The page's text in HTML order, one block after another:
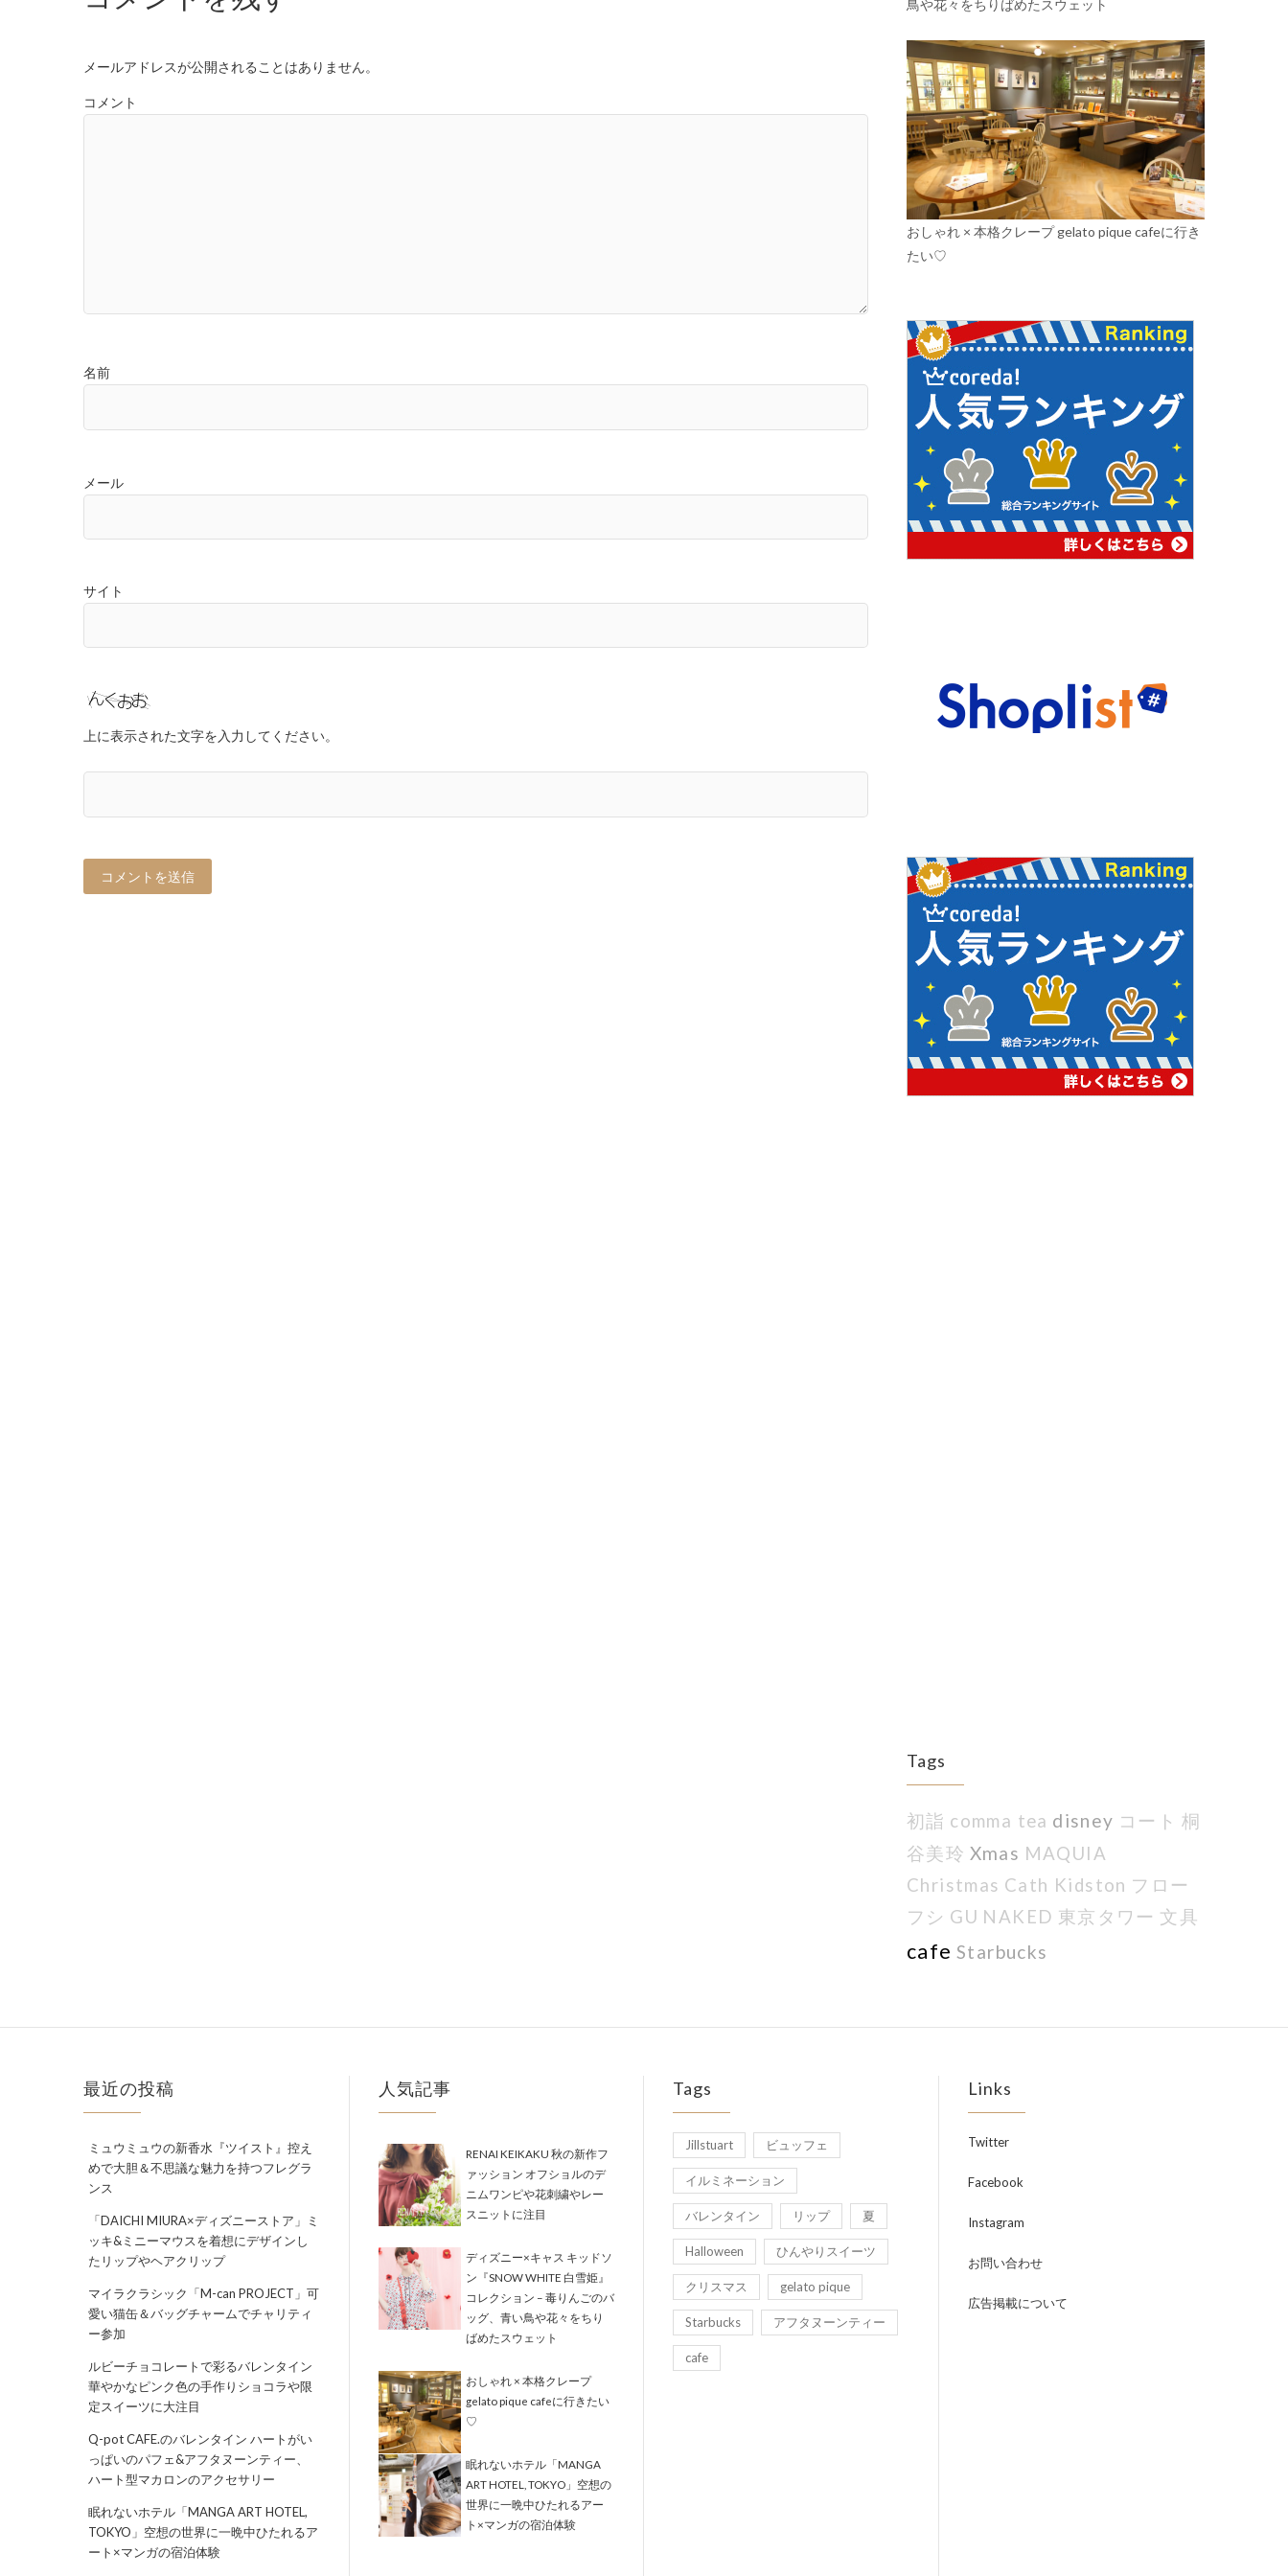
メールアドレスが公開されることはありません。
コメント
名前
メール
サイト
上に表示された文字を入力してください。
鳥や花々をちりばめたスウェット
おしゃれ × 本格クレープ gelato pique cafeに行き
たい♡
Tags
初詣 comma tea disney コート 桐
谷美玲 Xmas MAQUIA
Christmas Cath Kidston フロー
フシ GU NAKED 東京タワー 文具
cafe Starbucks
最近の投稿
ミュウミュウの新香水『ツイスト』控え
めで大胆＆不思議な魅力を持つフレグラ
ンス
「DAICHI MIURA×ディズニーストア」ミ
ッキ&ミニーマウスを着想にデザインし
たリップやヘアクリップ
マイラクラシック「M-can PROJECT」可
愛い猫缶＆バッグチャームでチャリティ
ー参加
ルビーチョコレートで彩るバレンタイン
華やかなピンク色の手作りショコラや限
定スイーツに大注目
Q-pot CAFE.のバレンタイン ハートがい
っぱいのパフェ&アフタヌーンティー、
ハート型マカロンのアクセサリー
眠れないホテル「MANGA ART HOTEL,
TOKYO」空想の世界に一晩中ひたれるア
ート×マンガの宿泊体験
人気記事
RENAI KEIKAKU 秋の新作フ
ァッション オフショルのデ
ニムワンピや花刺繍やレー
スニットに注目
ディズニー×キャス キッドソ
ン『SNOW WHITE 白雪姫』
コレクション – 毒りんごのバ
ッグ、青い鳥や花々をちり
ばめたスウェット
おしゃれ × 本格クレープ
gelato pique cafeに行きたい
♡
眠れないホテル「MANGA
ART HOTEL, TOKYO」空想の
世界に一晩中ひたれるアー
ト×マンガの宿泊体験
Tags
Jillstuart ビュッフェ
イルミネーション
バレンタイン リップ 夏
Halloween ひんやりスイーツ
クリスマス gelato pique
Starbucks アフタヌーンティー
cafe
Links
Twitter
Facebook
Instagram
お問い合わせ
広告掲載について